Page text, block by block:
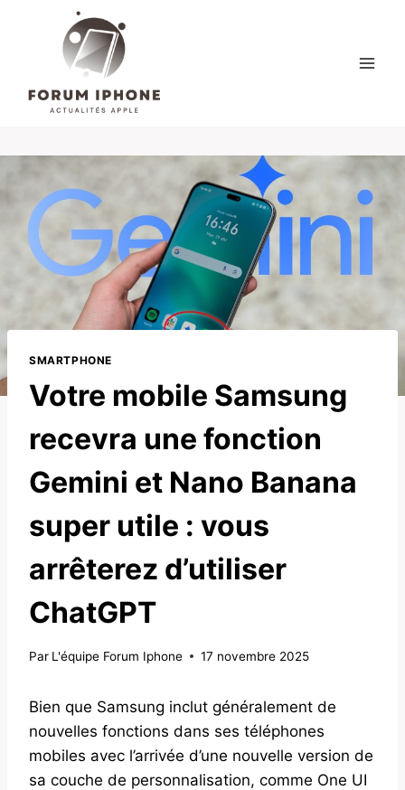
SMARTPHONE
Votre mobile Samsung
recevra une fonction
Gemini et Nano Banana
super utile : vous
arrêterez d’utiliser
ChatGPT
Par L'équipe Forum Iphone 17 novembre 2025
Bien que Samsung inclut généralement de
nouvelles fonctions dans ses téléphones
mobiles avec l’arrivée d’une nouvelle version de
sa couche de personnalisation, comme One UI